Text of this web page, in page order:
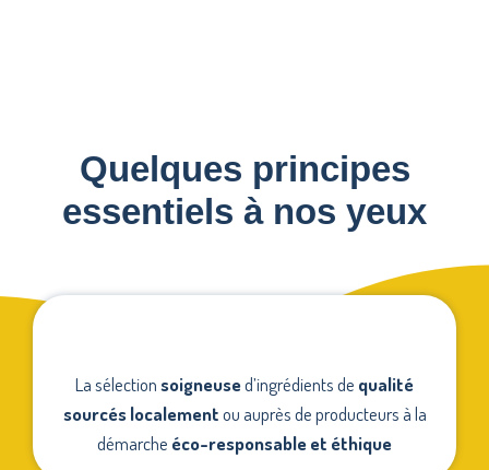
Quelques principes
essentiels à nos yeux
La sélectionsoigneused’ingrédients de qualité
sourcés localementou auprès de producteurs à la
démarche éco-responsable et éthique